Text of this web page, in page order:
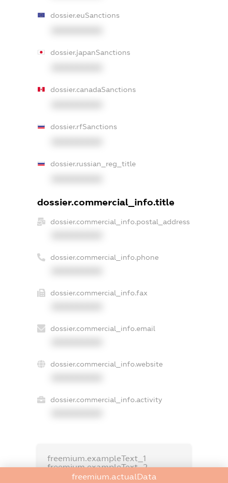
dossier.euSanctions
dossier.japanSanctions
dossier.canadaSanctions
dossier.rfSanctions
dossier.russian_reg_title
dossier.commercial_info.title
dossier.commercial_info.postal_address
dossier.commercial_info.phone
dossier.commercial_info.fax
dossier.commercial_info.email
dossier.commercial_info.website
dossier.commercial_info.activity
freemium.exampleText_1
freemium.exampleText_2
freemium.anonymousPerSearch2
freemium.actualData